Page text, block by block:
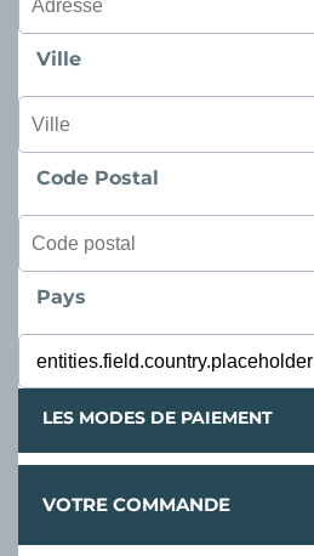
Ville
Code Postal
Pays
LES MODES DE PAIEMENT
VOTRE COMMANDE